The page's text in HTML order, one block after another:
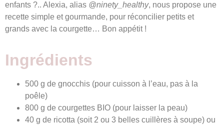
enfants ?.. Alexia, alias @ninety_healthy, nous propose une
recette simple et gourmande, pour réconcilier petits et
grands avec la courgette… Bon appétit !
Ingrédients
500 g de gnocchis (pour cuisson à l’eau, pas à la
poêle)
800 g de courgettes BIO (pour laisser la peau)
40 g de ricotta (soit 2 ou 3 belles cuillères à soupe) ou